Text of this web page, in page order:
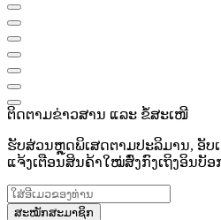
ຕິດຕາມຂ່າວສານ ແລະ ຂໍ້ສະເໜີ
ຮັບສ່ວນຫຼຸດພິເສດຕາມປະລິມານ, ອັບ
ແຈ້ງເຕືອນສິນຄ້າໃໝ່ສົ່ງກົງເຖິງອິນບັອ
ສະໝັກສະມາຊິກ